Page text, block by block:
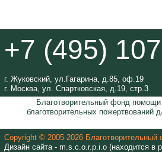
+7 (495)
г. Жуковский, ул.Гагарина, д.85, оф.19
г. Москва, ул. Спартковская, д.19, стр.3
Благотворительный фонд
благотворительных
Copyright © 2005-2026
Дизайн сайта - m.s.c.o.r.p.i.o (находится в